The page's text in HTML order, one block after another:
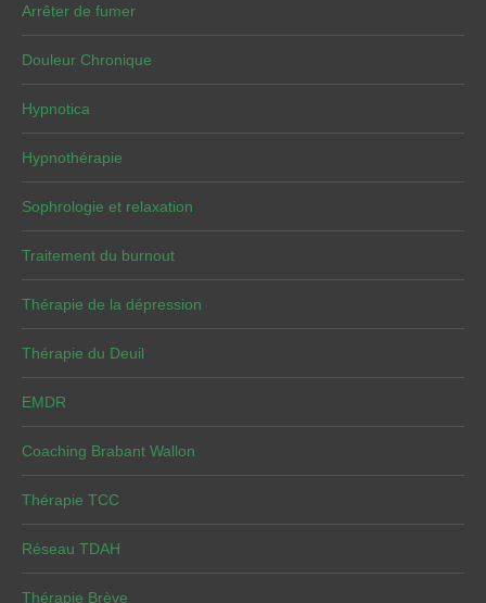
Arrêter de fumer
Douleur Chronique
Hypnotica
Hypnothérapie
Sophrologie et relaxation
Traitement du burnout
Thérapie de la dépression
Thérapie du Deuil
EMDR
Coaching Brabant Wallon
Thérapie TCC
Réseau TDAH
Thérapie Brève